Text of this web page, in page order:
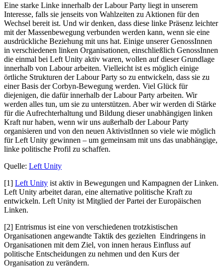
Eine starke Linke innerhalb der Labour Party liegt in unserem
Interesse, falls sie jenseits von Wahlzeiten zu Aktionen für den
Wechsel bereit ist. Und wir denken, dass diese linke Präsenz leichter
mit der Massenbewegung verbunden werden kann, wenn sie eine
ausdrückliche Beziehung mit uns hat. Einige unserer GenossInnen
in verschiedenen linken Organisationen, einschließlich GenossInnen
die einmal bei Left Unity aktiv waren, wollen auf dieser Grundlage
innerhalb von Labour arbeiten. Vielleicht ist es möglich einige
örtliche Strukturen der Labour Party so zu entwickeln, dass sie zu
einer Basis der Corbyn-Bewegung werden. Viel Glück für
diejenigen, die dafür innerhalb der Labour Party arbeiten. Wir
werden alles tun, um sie zu unterstützen. Aber wir werden di Stärke
für die Aufrechterhaltung und Bildung dieser unabhängigen linken
Kraft nur haben, wenn wir uns außerhalb der Labour Party
organisieren und von den neuen AktivistInnen so viele wie möglich
für Left Unity gewinnen – um gemeinsam mit uns das unabhängige,
linke politische Profil zu schaffen.
Quelle: Left Unity
[1] Left Unity ist aktiv in Bewegungen und Kampagnen der Linken.
Left Unity arbeitet daran, eine alternative politische Kraft zu
entwickeln. Left Unity ist Mitglied der Partei der Europäischen
Linken.
[2] Entrismus ist eine von verschiedenen trotzkistischen
Organisationen angewandte Taktik des gezielten Eindringens in
Organisationen mit dem Ziel, von innen heraus Einfluss auf
politische Entscheidungen zu nehmen und den Kurs der
Organisation zu verändern.